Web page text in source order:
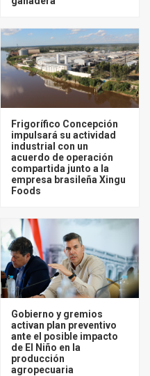
Frigorífico Concepción
impulsará su actividad
industrial con un
acuerdo de operación
compartida junto a la
empresa brasileña Xingu
Foods
Gobierno y gremios
activan plan preventivo
ante el posible impacto
de El Niño en la
producción
agropecuaria